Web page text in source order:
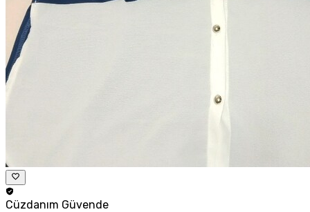
Cüzdanım Güvende